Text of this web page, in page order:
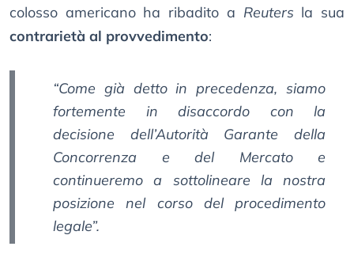
colosso americano ha ribadito a Reuters la sua
contrarietà al provvedimento:
“Come già detto in precedenza, siamo
fortemente in disaccordo con la
decisione dell’Autorità Garante della
Concorrenza e del Mercato e
continueremo a sottolineare la nostra
posizione nel corso del procedimento
legale”.